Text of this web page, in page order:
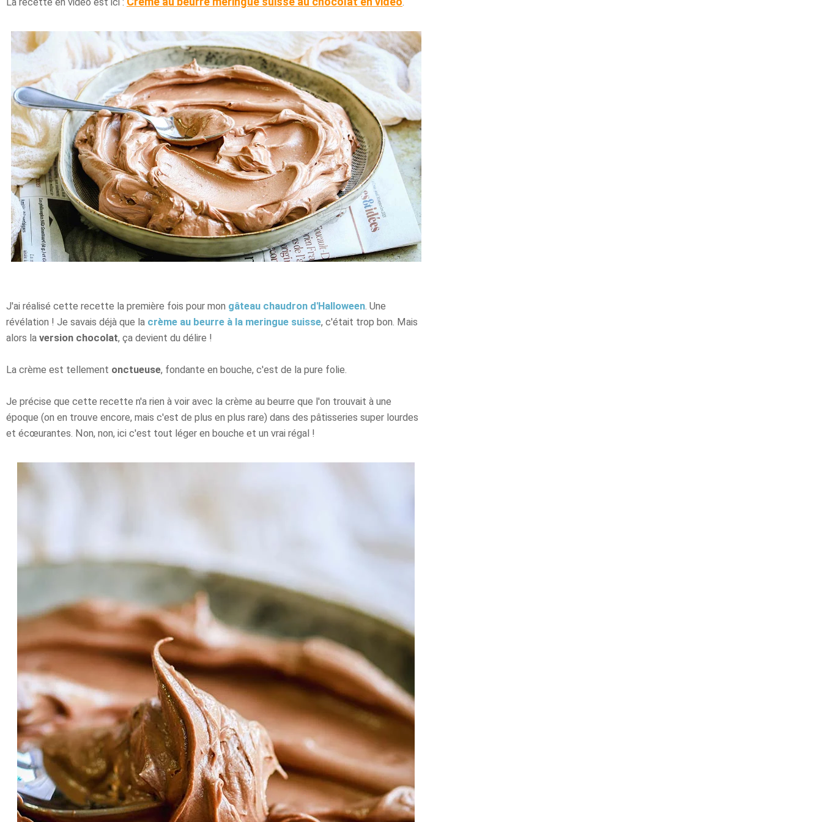
J'ai réalisé cette recette la première fois pour mon gâteau chaudron d'Halloween. Une
révélation ! Je savais déjà que la crème au beurre à la meringue suisse, c'était trop bon. Mais
alors la version chocolat, ça devient du délire !
La crème est tellement onctueuse, fondante en bouche, c'est de la pure folie.
Je précise que cette recette n'a rien à voir avec la crème au beurre que l'on trouvait à une
époque (on en trouve encore, mais c'est de plus en plus rare) dans des pâtisseries super lourdes
et écœurantes. Non, non, ici c'est tout léger en bouche et un vrai régal !